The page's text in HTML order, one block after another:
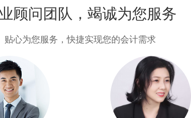
顾问团队，竭诚为您服务
贴心为您服务，快捷实现您的会计需求